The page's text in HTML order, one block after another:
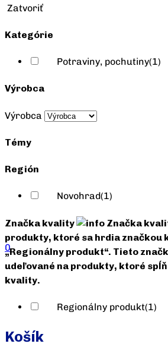
0
Zatvoriť
Kategórie
Potraviny, pochutiny(1)
Výrobca
Výrobca
Témy
Región
Novohrad(1)
Značka kvality Značka
produkty, ktoré sa hrdia značkou
„Regionálny produkt“. Tieto
udeľované na produkty, ktoré
kvality.
Regionálny produkt(1)
Košík